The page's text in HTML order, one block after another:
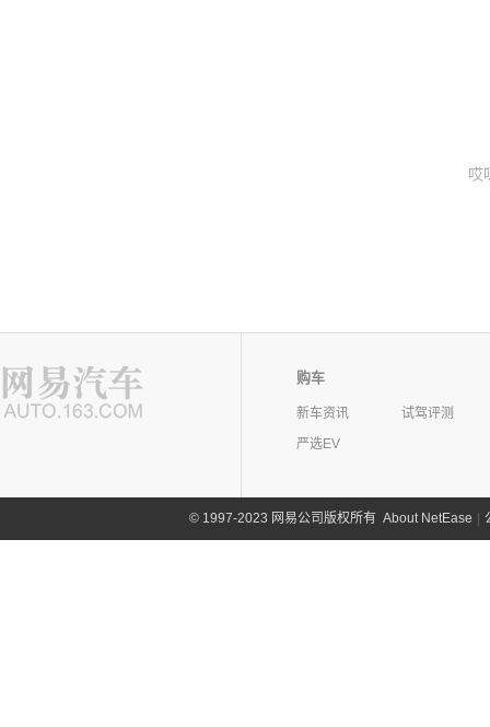
哎
购车
新车资讯
试驾评测
严选EV
©1997-2023 网易公司版权所有 About NetEase